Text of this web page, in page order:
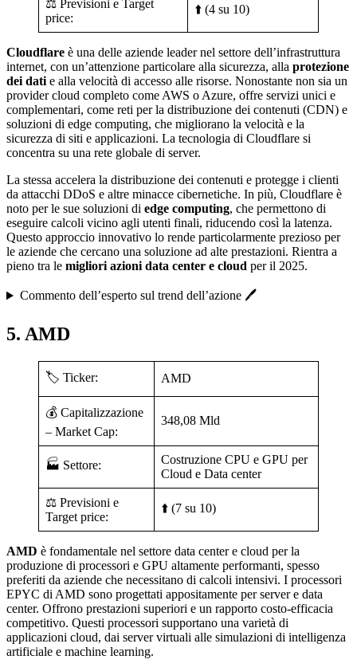
⚖️ Previsioni e Target
price:
⬆️ (4 su 10)
Cloudflare è una delle aziende leader nel settore dell’infrastruttura
internet, con un’attenzione particolare alla sicurezza, alla protezione
dei dati e alla velocità di accesso alle risorse. Nonostante non sia un
provider cloud completo come AWS o Azure, offre servizi unici e
complementari, come reti per la distribuzione dei contenuti (CDN) e
soluzioni di edge computing, che migliorano la velocità e la
sicurezza di siti e applicazioni. La tecnologia di Cloudflare si
concentra su una rete globale di server.
La stessa accelera la distribuzione dei contenuti e protegge i clienti
da attacchi DDoS e altre minacce cibernetiche. In più, Cloudflare è
noto per le sue soluzioni di edge computing, che permettono di
eseguire calcoli vicino agli utenti finali, riducendo così la latenza.
Questo approccio innovativo lo rende particolarmente prezioso per
le aziende che cercano una soluzione ad alte prestazioni. Rientra a
pieno tra le migliori azioni data center e cloud per il 2025.
Commento dell’esperto sul trend dell’azione 🖊️
5. AMD
🏷️ Ticker: AMD
💰 Capitalizzazione
– Market Cap:
348,08 Mld
🏭 Settore:
Costruzione CPU e GPU per
Cloud e Data center
⚖️ Previsioni e
Target price:
⬆️ (7 su 10)
AMD è fondamentale nel settore data center e cloud per la
produzione di processori e GPU altamente performanti, spesso
preferiti da aziende che necessitano di calcoli intensivi. I processori
EPYC di AMD sono progettati appositamente per server e data
center. Offrono prestazioni superiori e un rapporto costo-efficacia
competitivo. Questi processori supportano una varietà di
applicazioni cloud, dai server virtuali alle simulazioni di intelligenza
artificiale e machine learning.